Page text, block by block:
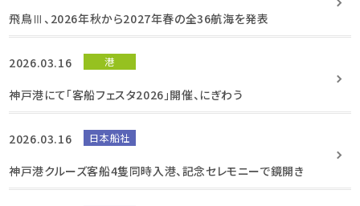
飛鳥Ⅲ、2026年秋から2027年春の全36航海を発表
2026.03.16 港
神戸港にて「客船フェスタ2026」開催、にぎわう
2026.03.16 日本船社
神戸港クルーズ客船4隻同時入港、記念セレモニーで鏡開き